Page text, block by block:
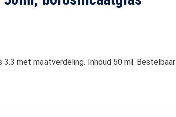
met maatverdeling. Inhoud 50 ml. Bestelbaar